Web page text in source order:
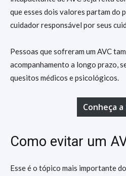
que esses dois valores partam do
cuidador responsável por seus
Pessoas que sofreram um AVC
acompanhamento a longo prazo,
quesitos médicos e psicológicos.
Conheça a
Como evitar um
Esse é o tópico mais importante